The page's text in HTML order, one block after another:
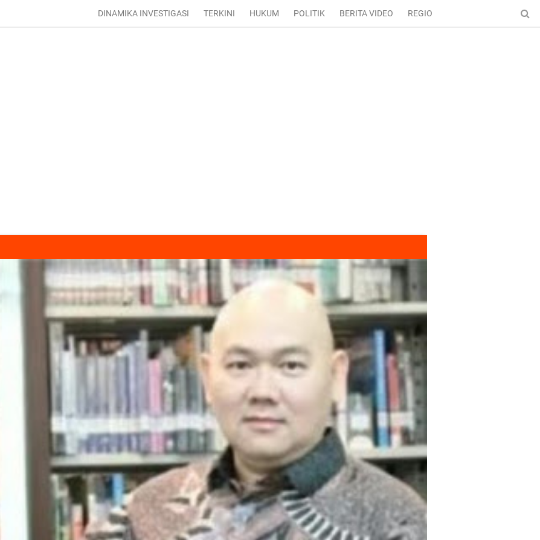
DINAMIKA INVESTIGASI TERKINI HUKUM POLITIK BERITA VIDEO REGIONAL ENTERTAINMENT